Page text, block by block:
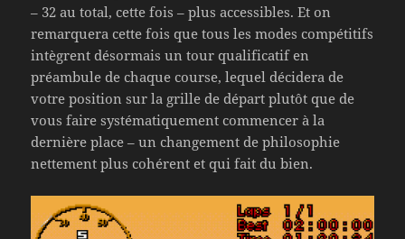
– 32 au total, cette fois – plus accessibles. Et on
remarquera cette fois que tous les modes compétitifs
intègrent désormais un tour qualificatif en
préambule de chaque course, lequel décidera de
votre position sur la grille de départ plutôt que de
vous faire systématiquement commencer à la
dernière place – un changement de philosophie
nettement plus cohérent et qui fait du bien.